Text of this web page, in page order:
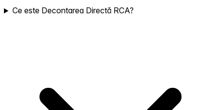
Ce este Decontarea Directă RCA?